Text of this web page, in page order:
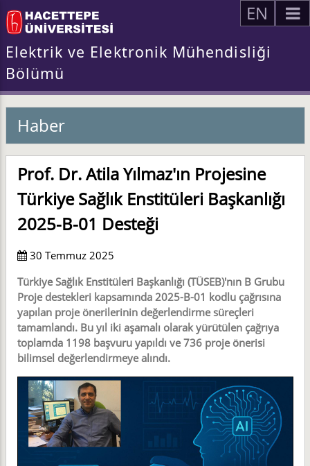
EN
Elektrik ve Elektronik Mühendisliği
Bölümü
Haber
Prof. Dr. Atila Yılmaz'ın Projesine
Türkiye Sağlık Enstitüleri Başkanlığı
2025-B-01 Desteği
30 Temmuz 2025
Türkiye Sağlık Enstitüleri Başkanlığı (TÜSEB)'nın B Grubu
Proje destekleri kapsamında 2025-B-01 kodlu çağrısına
yapılan proje önerilerinin değerlendirme süreçleri
tamamlandı. Bu yıl iki aşamalı olarak yürütülen çağrıya
toplamda 1198 başvuru yapıldı ve 736 proje önerisi
bilimsel değerlendirmeye alındı.